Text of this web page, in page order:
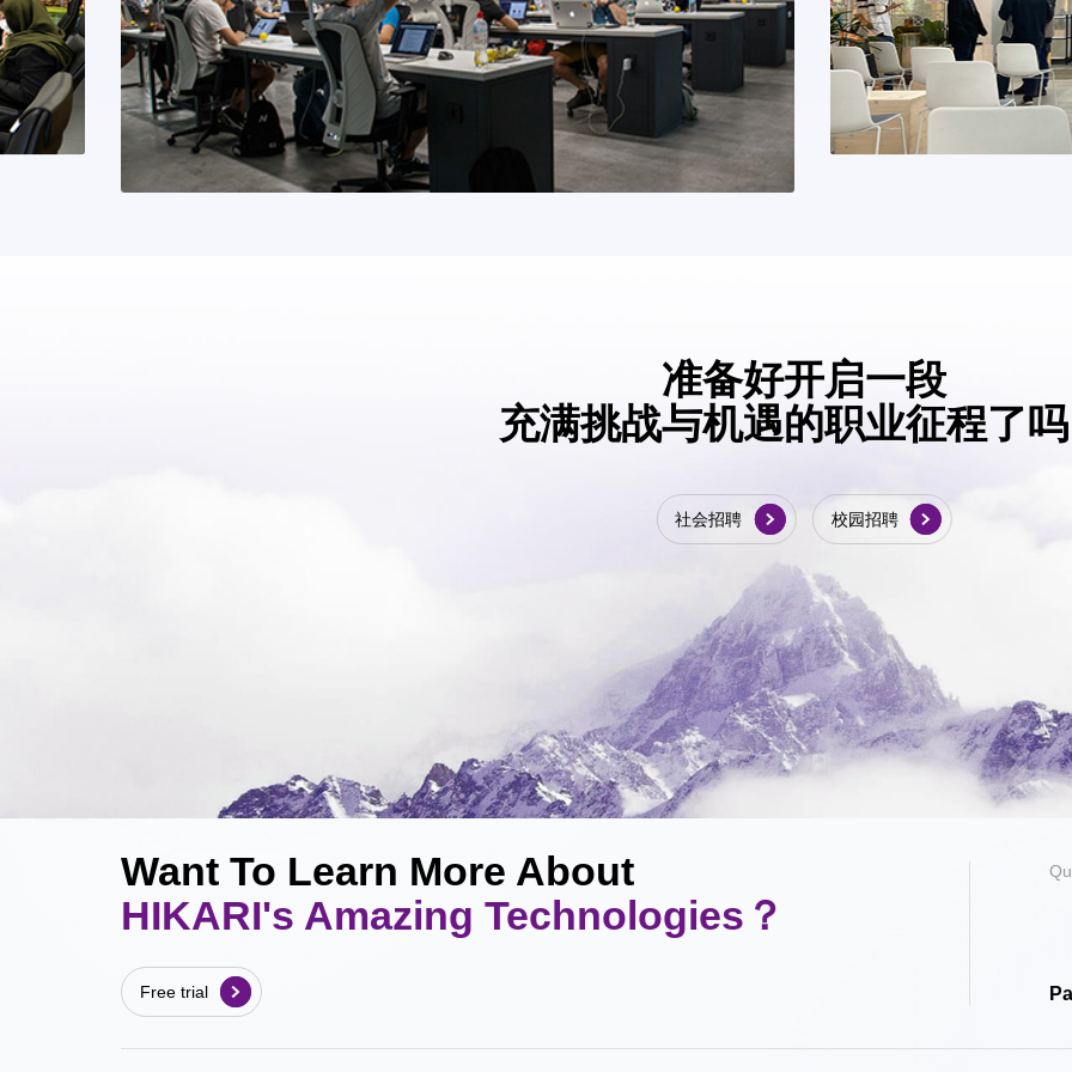
准备好开启一段
充满挑战与机遇的职业征程了
社会招聘 校园招聘
Want To Learn More About
HIKARI's Amazing Technologies？
Free trial